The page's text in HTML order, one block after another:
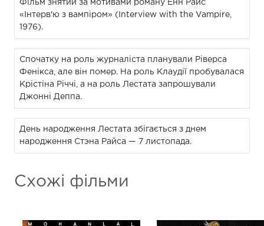
Фільм знятий за мотивами роману Енн Райс
«Інтерв'ю з вампіром» (Interview with the Vampire,
1976).
Спочатку на роль журналіста планували Ріверса
Фенікса, але він помер. На роль Клаудії пробувалася
Крістіна Річчі, а на роль Лестата запрошували
Джонні Деппа.
День народження Лестата збігається з днем
народження Стэна Райса — 7 листопада.
Схожі фільми